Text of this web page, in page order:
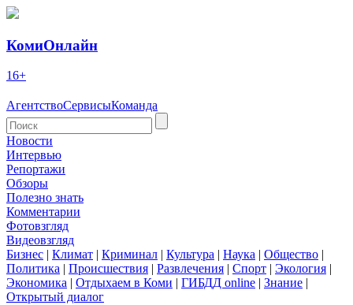
КомиОнлайн
16+
АгентствоСервисыКоманда
Новости
Интервью
Репортажи
Обзоры
Полезно знать
Комментарии
Фотовзгляд
Видеовзгляд
Бизнес | Климат | Криминал | Культура | Наука | Общество |
Политика | Происшествия | Развлечения | Спорт | Экология |
Экономика | Отдыхаем в Коми | ГИБДД online | Знание |
Открытый диалог